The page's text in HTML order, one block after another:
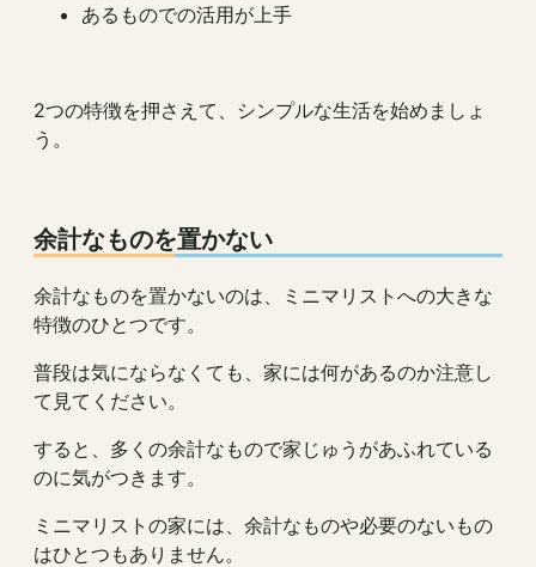
あるものでの活用が上手
2つの特徴を押さえて、シンプルな生活を始めましょ
う。
余計なものを置かない
余計なものを置かないのは、ミニマリストへの大きな
特徴のひとつです。
普段は気にならなくても、家には何があるのか注意し
て見てください。
すると、多くの余計なもので家じゅうがあふれている
のに気がつきます。
ミニマリストの家には、余計なものや必要のないもの
はひとつもありません。